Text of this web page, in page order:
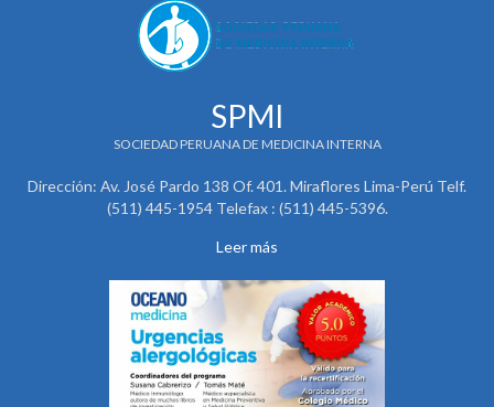
SPMI
SOCIEDAD PERUANA DE MEDICINA INTERNA
Dirección: Av. José Pardo 138 Of. 401. Miraflores Lima-Perú Telf.
(511) 445-1954 Telefax : (511) 445-5396.
Leer más